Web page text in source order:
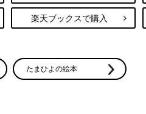
楽天ブックスで購入
たまひよの絵本